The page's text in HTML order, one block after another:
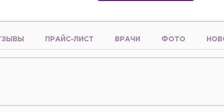
ПРАЙС-ЛИСТ ВРАЧИ ФОТО